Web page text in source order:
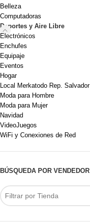
Belleza
Computadoras
Deportes y Aire Libre
Electrónicos
Enchufes
Equipaje
Eventos
Hogar
Local Merkatodo Rep. Salvador
Moda para Hombre
Moda para Mujer
Navidad
VideoJuegos
WiFi y Conexiones de Red
BÚSQUEDA POR VENDEDOR
Filtrar por Tienda